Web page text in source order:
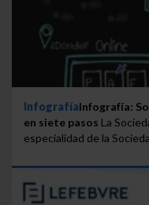
Saber más acerca
InfografíaInfografía:
en siete pasos La
especialidad de la